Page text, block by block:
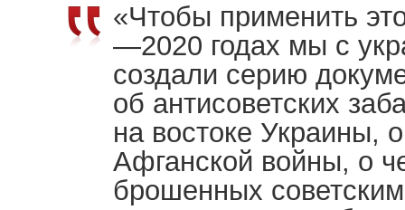
«Чтобы применить
—2020 годах мы с
создали серию
об антисоветских
на востоке Украины,
Афганской войны, о
брошенных